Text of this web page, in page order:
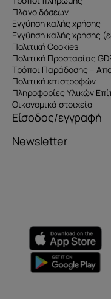
e-mail
Το μήνυμά σας
Πλάνο δόσεων
Εγγύηση καλής χρήσης
Εγγύηση καλής χρήσης
Πολιτική Cookies
Πολιτική Προστασίας
Τρόποι Παράδοσης –
Πολιτική επιστροφών
Πληροφορίες Υλικών
Οικονομικά στοιχεία
Είσοδος/εγγραφή
Newsletter